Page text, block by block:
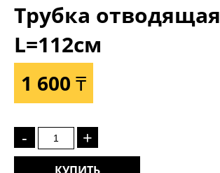
Трубка отводящая
L=112см
1 600 ₸
- +